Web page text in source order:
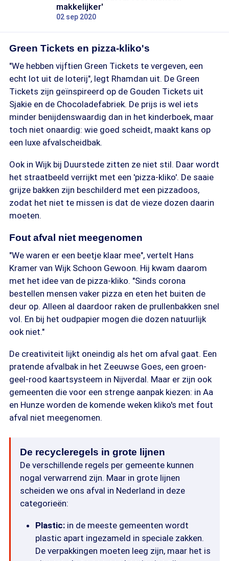
makkelijker'
02 sep 2020
Green Tickets en pizza-kliko's
"We hebben vijftien Green Tickets te vergeven, een
echt lot uit de loterij", legt Rhamdan uit. De Green
Tickets zijn geïnspireerd op de Gouden Tickets uit
Sjakie en de Chocoladefabriek. De prijs is wel iets
minder benijdenswaardig dan in het kinderboek, maar
toch niet onaardig: wie goed scheidt, maakt kans op
een luxe afvalscheidbak.
Ook in Wijk bij Duurstede zitten ze niet stil. Daar wordt
het straatbeeld verrijkt met een 'pizza-kliko'. De saaie
grijze bakken zijn beschilderd met een pizzadoos,
zodat het niet te missen is dat de vieze dozen daarin
moeten.
Fout afval niet meegenomen
"We waren er een beetje klaar mee", vertelt Hans
Kramer van Wijk Schoon Gewoon. Hij kwam daarom
met het idee van de pizza-kliko. "Sinds corona
bestellen mensen vaker pizza en eten het buiten de
deur op. Alleen al daardoor raken de prullenbakken snel
vol. En bij het oudpapier mogen die dozen natuurlijk
ook niet."
De creativiteit lijkt oneindig als het om afval gaat. Een
pratende afvalbak in het Zeeuwse Goes, een groen-
geel-rood kaartsysteem in Nijverdal. Maar er zijn ook
gemeenten die voor een strenge aanpak kiezen: in Aa
en Hunze worden de komende weken kliko's met fout
afval niet meegenomen.
De recycleregels in grote lijnen
De verschillende regels per gemeente kunnen
nogal verwarrend zijn. Maar in grote lijnen
scheiden we ons afval in Nederland in deze
categorieën:
Plastic: in de meeste gemeenten wordt
plastic apart ingezameld in speciale zakken.
De verpakkingen moeten leeg zijn, maar het is